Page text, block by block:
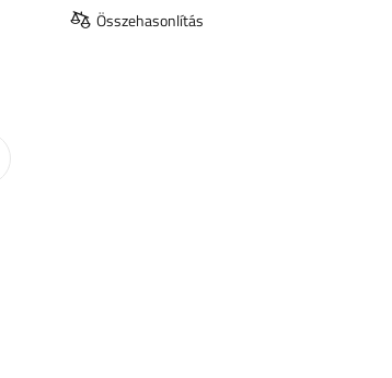
fotó
Összehasonlítás